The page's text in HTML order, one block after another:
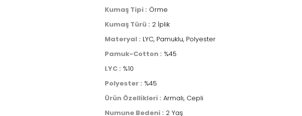
Kumaş Tipi : Örme
Kumaş Türü : 2 İplik
Materyal : LYC, Pamuklu, Polyester
Pamuk-Cotton : %45
LYC : %10
Polyester : %45
Ürün Özellikleri : Armalı, Cepli
Numune Bedeni : 2 Yaş